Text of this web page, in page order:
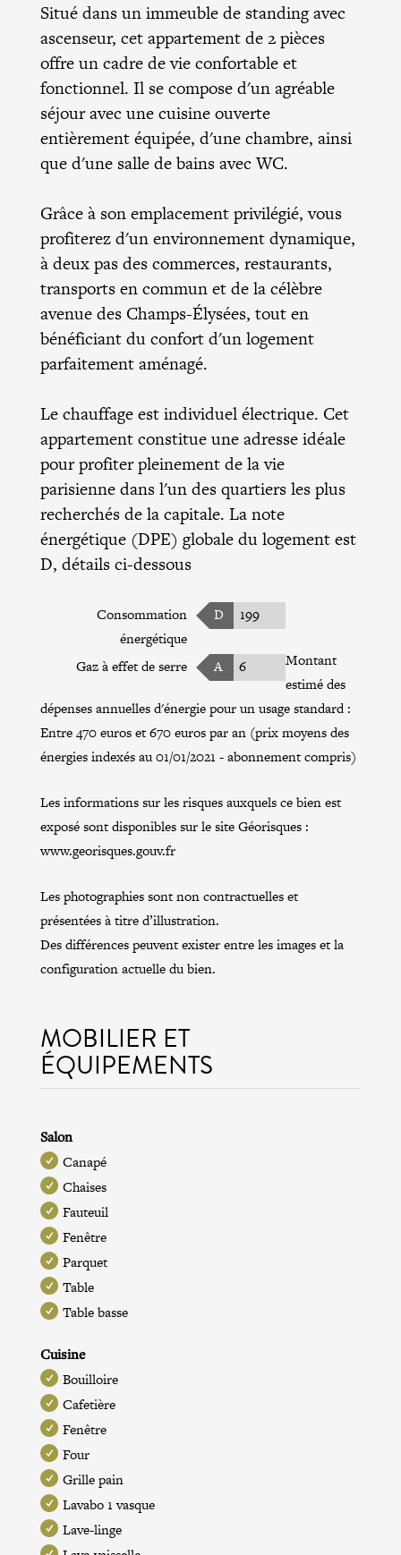
Situé dans un immeuble de standing avec
ascenseur, cet appartement de 2 pièces
offre un cadre de vie confortable et
fonctionnel. Il se compose d'un agréable
séjour avec une cuisine ouverte
entièrement équipée, d'une chambre, ainsi
que d'une salle de bains avec WC.
Grâce à son emplacement privilégié, vous
profiterez d'un environnement dynamique,
à deux pas des commerces, restaurants,
transports en commun et de la célèbre
avenue des Champs-Élysées, tout en
bénéficiant du confort d'un logement
parfaitement aménagé.
Le chauffage est individuel électrique. Cet
appartement constitue une adresse idéale
pour profiter pleinement de la vie
parisienne dans l'un des quartiers les plus
recherchés de la capitale. La note
énergétique (DPE) globale du logement est
D, détails ci-dessous
Consommation
énergétique
D 199
Gaz à effet de serre A 6
Montant
estimé des
dépenses annuelles d'énergie pour un usage standard :
Entre 470 euros et 670 euros par an (prix moyens des
énergies indexés au 01/01/2021 - abonnement compris)
Les informations sur les risques auxquels ce bien est
exposé sont disponibles sur le site Géorisques :
www.georisques.gouv.fr
Les photographies sont non contractuelles et
présentées à titre d’illustration.
Des différences peuvent exister entre les images et la
configuration actuelle du bien.
MOBILIER ET
ÉQUIPEMENTS
Salon
Canapé
Chaises
Fauteuil
Fenêtre
Parquet
Table
Table basse
Cuisine
Bouilloire
Cafetière
Fenêtre
Four
Grille pain
Lavabo 1 vasque
Lave-linge